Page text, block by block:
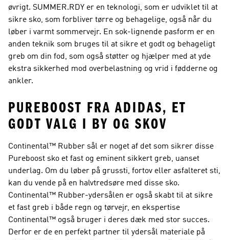
øvrigt. SUMMER.RDY er en teknologi, som er udviklet til at
sikre sko, som forbliver tørre og behagelige, også når du
løber i varmt sommervejr. En sok-lignende pasform er en
anden teknik som bruges til at sikre et godt og behageligt
greb om din fod, som også støtter og hjælper med at yde
ekstra sikkerhed mod overbelastning og vrid i fødderne og
ankler.
PUREBOOST FRA ADIDAS, ET
GODT VALG I BY OG SKOV
Continental™ Rubber sål er noget af det som sikrer disse
Pureboost sko et fast og eminent sikkert greb, uanset
underlag. Om du løber på grussti, fortov eller asfalteret sti,
kan du vende på en halvtredsøre med disse sko.
Continental™ Rubber-ydersålen er også skabt til at sikre
et fast greb i både regn og tørvejr, en ekspertise
Continental™ også bruger i deres dæk med stor succes.
Derfor er de en perfekt partner til ydersål materiale på